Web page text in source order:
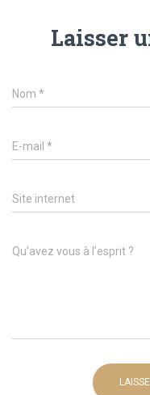
Laisser
Nom *
E-mail *
Site internet
Qu’avez vous à l’esprit ?